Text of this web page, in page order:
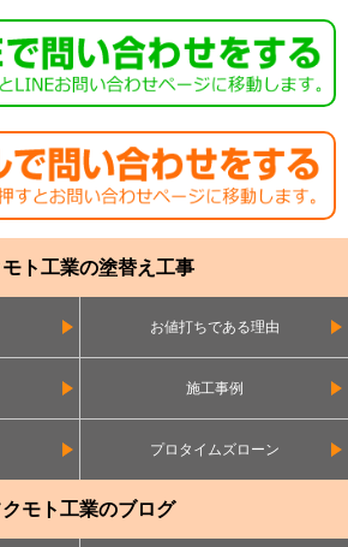
ト工業の塗替え工事
お値打ちである理由
施工事例
プロタイムズローン
クモト工業のブログ